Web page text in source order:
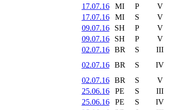
17.07.16
MI P V
17.07.16
MI S V
09.07.16
SH P V
09.07.16
SH P V
02.07.16
BR S III
02.07.16
BR S IV
02.07.16
BR S V
25.06.16
PE S III
25.06.16
PE S IV